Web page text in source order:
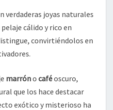
verdaderas joyas naturales
cálido y rico en
convirtiéndolos en
marróno caféoscuro,
que los hace destacar
exótico y misterioso ha